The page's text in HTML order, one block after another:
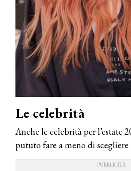
Le celebrità
Anche le celebrità per l’estate
pututo fare a meno di